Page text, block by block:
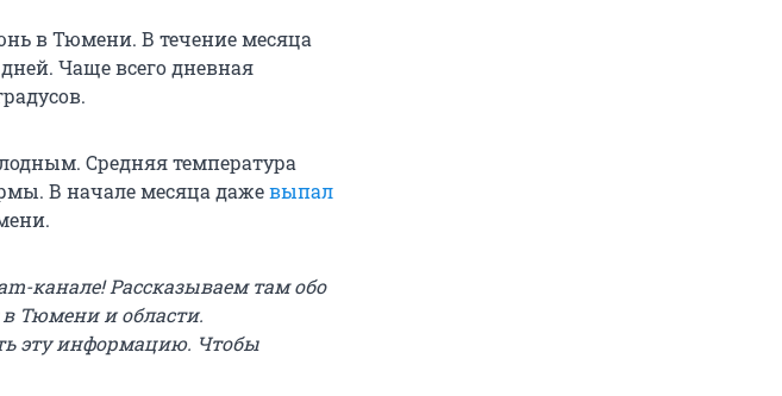
в Тюмени. В течение месяца
Чаще всего дневная
Средняя температура
В начале месяца дажевыпал
канале! Рассказываем там обо
в Тюмени и области.
эту информацию. Чтобы